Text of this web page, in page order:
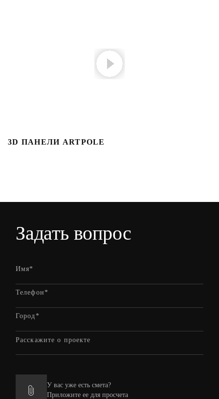
3D ПАНЕЛИ ARTPOLE
Задать вопрос
У вас уже есть смета?
Приложите ее для просчета